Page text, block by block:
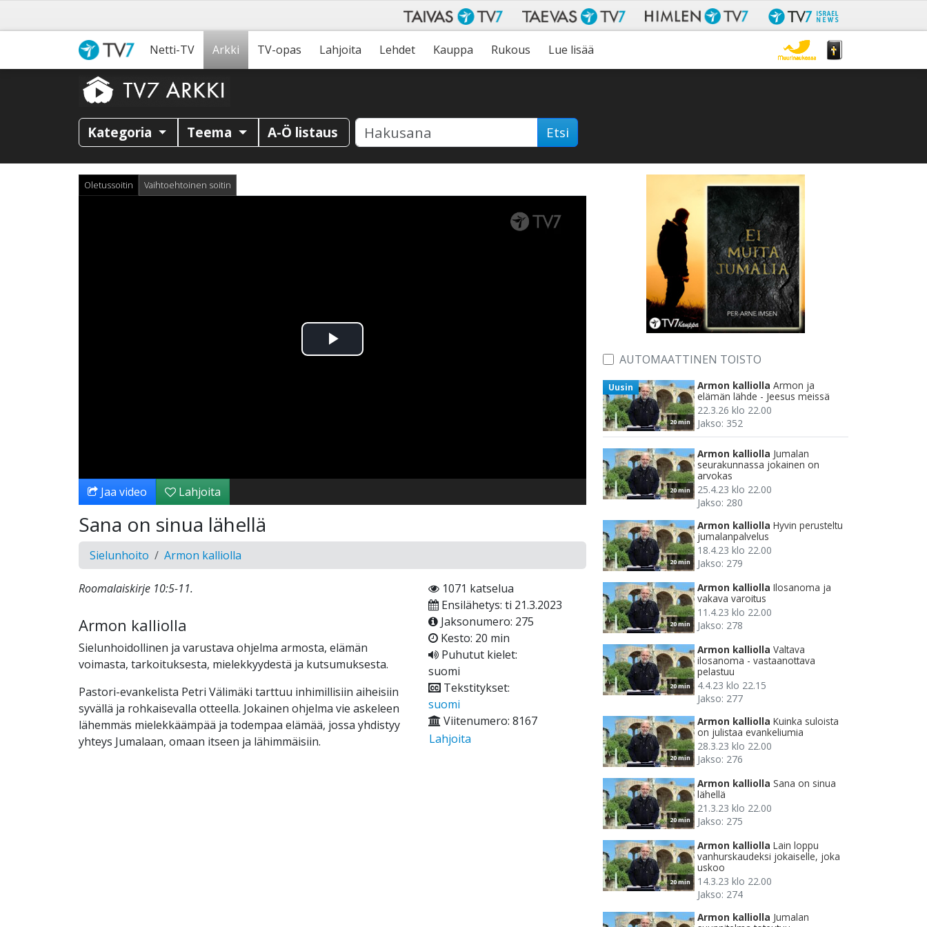
Netti-TV Arkki TV-opas Lahjoita Lehdet Kauppa Rukous Lue lisää
Kategoria Teema A-Ö listaus Etsi
Oletussoitin Vaihtoehtoinen soitin
Toista
Jaa video Lahjoita
Sana on sinua lähellä
Sielunhoito Armon kalliolla
Roomalaiskirje 10:5-11.
Armon kalliolla
Sielunhoidollinen ja varustava ohjelma armosta, elämän
voimasta, tarkoituksesta, mielekkyydestä ja kutsumuksesta.
Pastori-evankelista Petri Välimäki tarttuu inhimillisiin aiheisiin
syvällä ja rohkaisevalla otteella. Jokainen ohjelma vie askeleen
lähemmäs mielekkäämpää ja todempaa elämää, jossa yhdistyy
yhteys Jumalaan, omaan itseen ja lähimmäisiin.
1071 katselua
Ensilähetys: ti 21.3.2023
Jaksonumero: 275
Kesto: 20 min
Puhutut kielet:
suomi
Tekstitykset:
suomi
Viitenumero: 8167
Lahjoita
AUTOMAATTINEN TOISTO
20 min
Uusin Armon kalliolla Armon ja
elämän lähde - Jeesus meissä
22.3.26 klo 22.00
Jakso: 352
20 min
Armon kalliolla Jumalan
seurakunnassa jokainen on
arvokas
25.4.23 klo 22.00
Jakso: 280
20 min
Armon kalliolla Hyvin perusteltu
jumalanpalvelus
18.4.23 klo 22.00
Jakso: 279
20 min
Armon kalliolla Ilosanoma ja
vakava varoitus
11.4.23 klo 22.00
Jakso: 278
20 min
Armon kalliolla Valtava
ilosanoma - vastaanottava
pelastuu
4.4.23 klo 22.15
Jakso: 277
20 min
Armon kalliolla Kuinka suloista
on julistaa evankeliumia
28.3.23 klo 22.00
Jakso: 276
20 min
Armon kalliolla Sana on sinua
lähellä
21.3.23 klo 22.00
Jakso: 275
20 min
Armon kalliolla Lain loppu
vanhurskaudeksi jokaiselle, joka
uskoo
14.3.23 klo 22.00
Jakso: 274
Armon kalliolla Jumalan